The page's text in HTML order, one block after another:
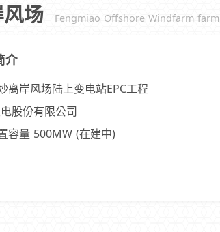
场 Fengmiao Offshore Windfarm farm
介
离岸风场陆上变电站EPC工程
股份有限公司
容量 500MW (在建中)